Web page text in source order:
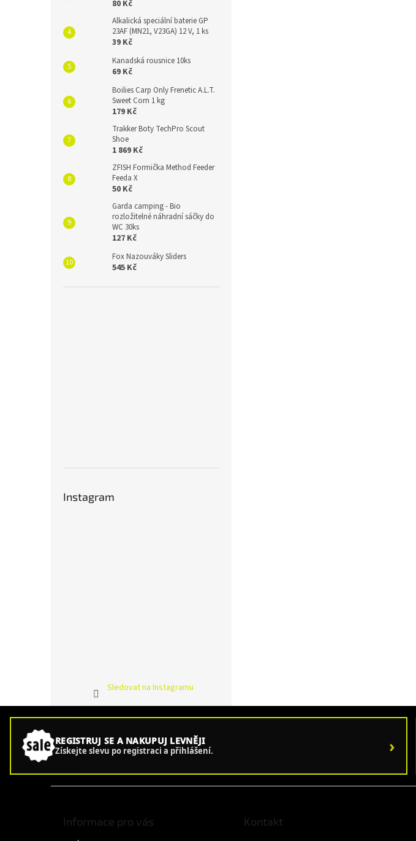
80 Kč
Alkalická speciální baterie GP
23AF (MN21, V23GA) 12 V, 1 ks
39 Kč
Kanadská rousnice 10ks
69 Kč
Boilies Carp Only Frenetic A.L.T.
Sweet Corn 1 kg
179 Kč
Trakker Boty TechPro Scout
Shoe
1 869 Kč
ZFISH Formička Method Feeder
Feeda X
50 Kč
Garda camping - Bio
rozložitelné náhradní sáčky do
WC 30ks
127 Kč
Fox Nazouváky Sliders
545 Kč
Instagram
Sledovat na Instagramu
REGISTRUJ SE A NAKUPUJ LEVNĚJI
Získejte slevu po registraci a přihlášení. ›
Informace pro vás Kontakt